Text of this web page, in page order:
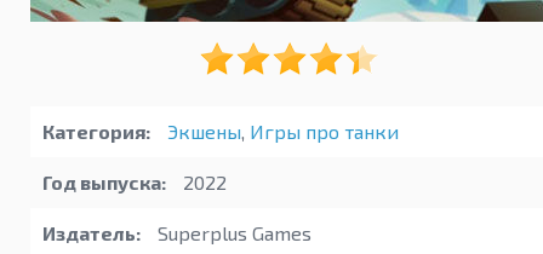
Категория: Экшены, Игры про танки
Год выпуска: 2022
Издатель: Superplus Games